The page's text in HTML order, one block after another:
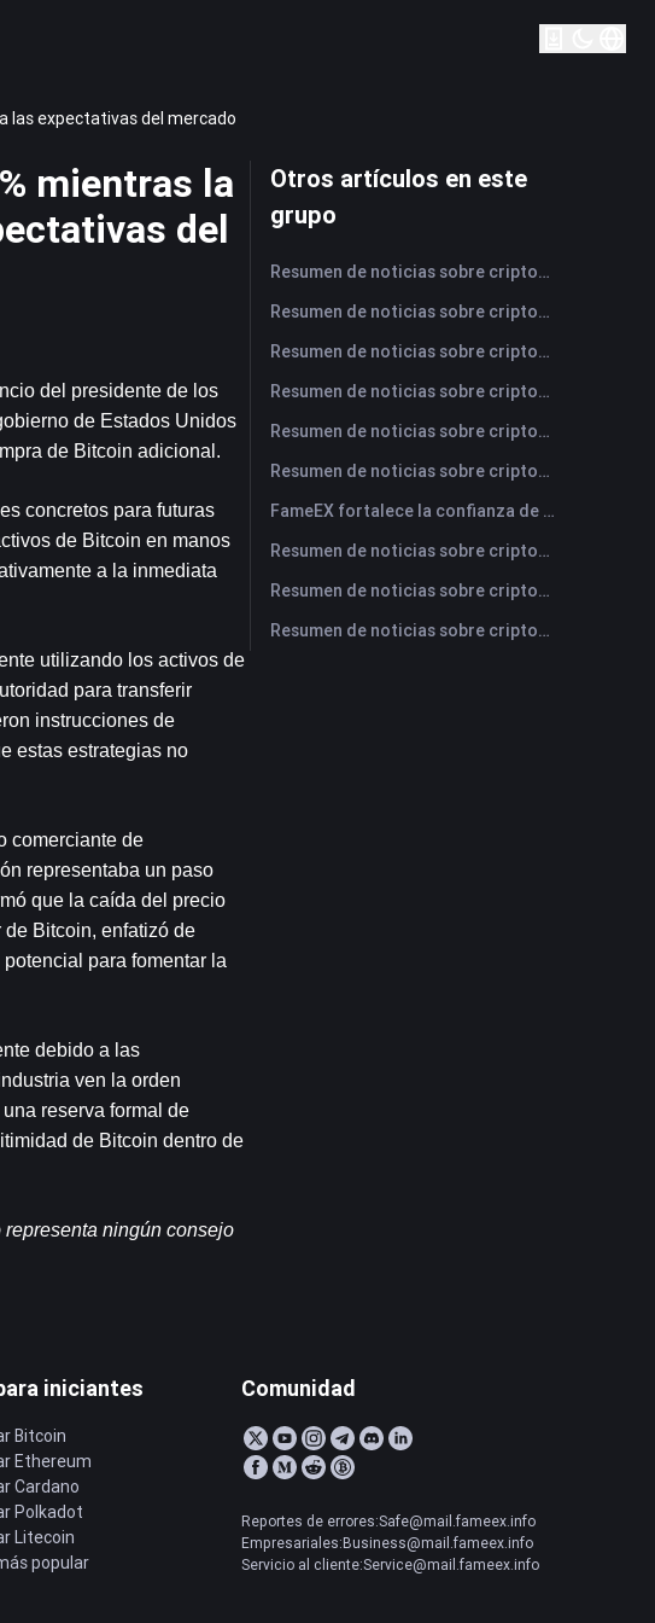
las expectativas del mercado
mientras la
del
del presidente de los
de Estados Unidos
de Bitcoin adicional.
concretos para futuras
de Bitcoin en manos
a la inmediata
utilizando los activos de
para transferir
instrucciones de
estas estrategias no
comerciante de
representaba un paso
que la caída del precio
Bitcoin, enfatizó de
para fomentar la
debido a las
ven la orden
reserva formal de
de Bitcoin dentro de
ningún consejo
Otros artículos en este
grupo
Resumen de noticias sobre criptomonedas de FameEX de hoy | 5 de agosto de 2026
Resumen de noticias sobre criptomonedas de FameEX de hoy | 4 de agosto de 2026
Resumen de noticias sobre criptomonedas de FameEX de hoy | 3 de agosto de 2026
Resumen de noticias sobre criptomonedas de FameEX de hoy | 31 de julio de 2026
Resumen de noticias sobre criptomonedas de FameEX de hoy | 30 de julio de 2026
Resumen de noticias sobre criptomonedas de FameEX de hoy | 29 de julio de 2026
FameEX fortalece la confianza de los usuarios a través de ocho años de operaciones estables y crecimiento global
Resumen de noticias sobre criptomonedas de FameEX de hoy | 28 de julio de 2026
Resumen de noticias sobre criptomonedas de FameEX de hoy | 27 de julio de 2026
Resumen de noticias sobre criptomonedas de FameEX de hoy | 24 de julio de 2026
iniciantes
Bitcoin
Ethereum
Cardano
Polkadot
Litecoin
popular
Comunidad
Reportes de errores:Safe@mail.fameex.info
Empresariales:Business@mail.fameex.info
Servicio al cliente:Service@mail.fameex.info